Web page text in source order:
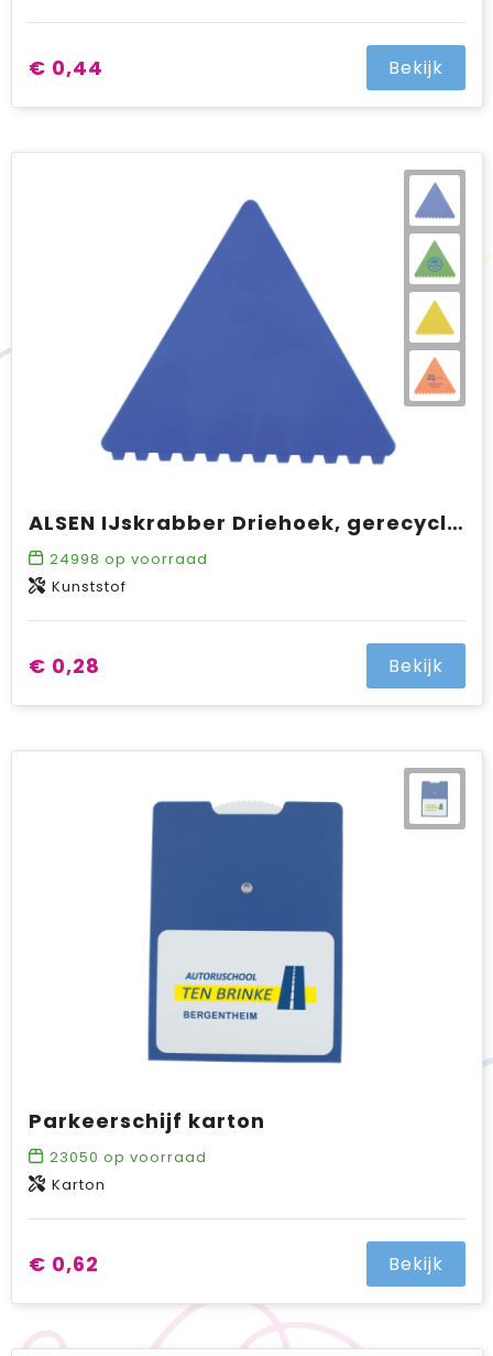
€ 0,44 Bekijk
ALSEN IJskrabber Driehoek, gerecycled
24998 op voorraad
Kunststof
€ 0,28 Bekijk
Parkeerschijf karton
23050 op voorraad
Karton
€ 0,62 Bekijk